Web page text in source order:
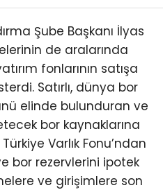
Şube Başkanı İlyas
de aralarında
fonlarının satışa
Satırlı, dünya bor
elinde bulunduran ve
bor kaynaklarına
Varlık Fonu’ndan
bor rezervlerini ipotek
ve girişimlere son